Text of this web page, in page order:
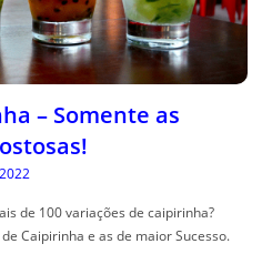
– Somente as
de 100 variações de caipirinha?
Caipirinha e as de maior Sucesso.